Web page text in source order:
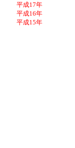
平成17年
平成16年
平成15年